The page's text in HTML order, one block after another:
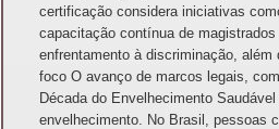
certificação considera iniciativas
capacitação contínua de
enfrentamento à discriminação,
foco O avanço de marcos legais,
Década do Envelhecimento
envelhecimento. No Brasil, pessoas